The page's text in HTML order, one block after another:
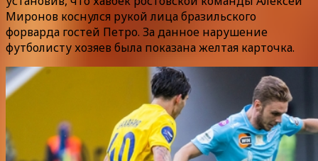
Миронов коснулся рукой лица бразильского
форварда гостей Петро. За данное нарушение
футболисту хозяев была показана желтая карточка.